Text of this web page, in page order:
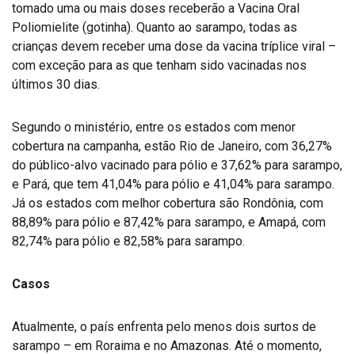
tomado uma ou mais doses receberão a Vacina Oral
Poliomielite (gotinha). Quanto ao sarampo, todas as
crianças devem receber uma dose da vacina tríplice viral –
com exceção para as que tenham sido vacinadas nos
últimos 30 dias.
Segundo o ministério, entre os estados com menor
cobertura na campanha, estão Rio de Janeiro, com 36,27%
do público-alvo vacinado para pólio e 37,62% para sarampo,
e Pará, que tem 41,04% para pólio e 41,04% para sarampo.
Já os estados com melhor cobertura são Rondônia, com
88,89% para pólio e 87,42% para sarampo, e Amapá, com
82,74% para pólio e 82,58% para sarampo.
Casos
Atualmente, o país enfrenta pelo menos dois surtos de
sarampo – em Roraima e no Amazonas. Até o momento,